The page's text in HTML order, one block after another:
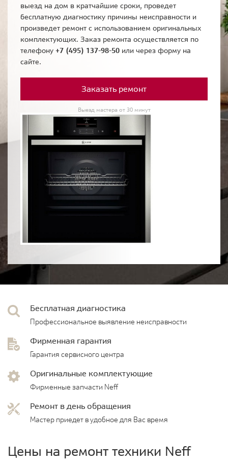
выезд на дом в кратчайшие сроки, проведет
бесплатную диагностику причины неисправности и
произведет ремонт с использованием оригинальных
комплектующих. Заказ ремонта осуществляется по
телефону +7 (495) 137-98-50 или через форму на
сайте.
Заказать ремонт
Выезд мастера от 30 минут
Бесплатная диагностика
Профессиональное выявление неисправности
Фирменная гарантия
Гарантия сервисного центра
Оригинальные комплектующие
Фирменные запчасти Neff
Ремонт в день обращения
Мастер приедет в удобное для Вас время
Цены на ремонт техники Neff